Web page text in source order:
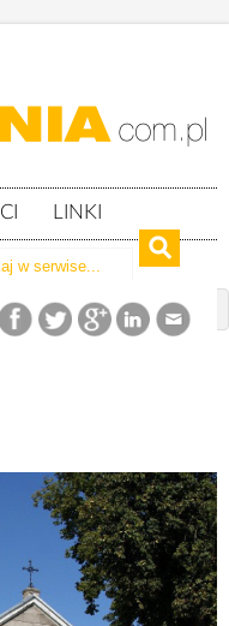
LINKI
woj. lubuskie